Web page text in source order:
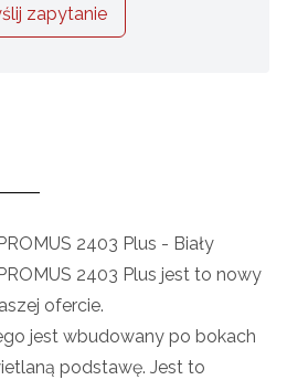
zapytanie
2403 Plus - Biały
2403 Plus jest to nowy
ofercie.
jest wbudowany po bokach
podstawę. Jest to